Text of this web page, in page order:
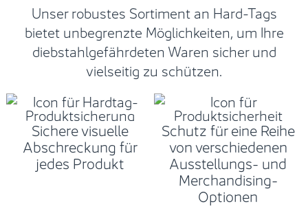
Unser robustes Sortiment an Hard-Tags
bietet unbegrenzte Möglichkeiten, um Ihre
diebstahlgefährdeten Waren sicher und
vielseitig zu schützen.
Sichere visuelle
Abschreckung für
jedes Produkt
Schutz für eine Reihe
von verschiedenen
Ausstellungs- und
Merchandising-
Optionen